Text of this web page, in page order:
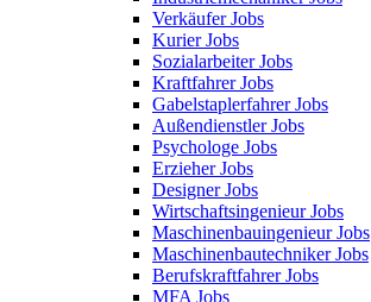
Verkäufer Jobs
Kurier Jobs
Sozialarbeiter Jobs
Kraftfahrer Jobs
Gabelstaplerfahrer Jobs
Außendienstler Jobs
Psychologe Jobs
Erzieher Jobs
Designer Jobs
Wirtschaftsingenieur Jobs
Maschinenbauingenieur Jobs
Maschinenbautechniker Jobs
Berufskraftfahrer Jobs
MFA Jobs